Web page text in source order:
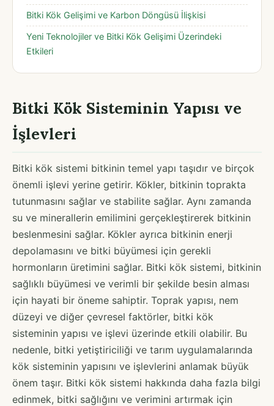
Bitki Kök Gelişimi ve Karbon Döngüsü İlişkisi
Yeni Teknolojiler ve Bitki Kök Gelişimi Üzerindeki
Etkileri
Bitki Kök Sisteminin Yapısı ve
İşlevleri
Bitki kök sistemi bitkinin temel yapı taşıdır ve birçok
önemli işlevi yerine getirir. Kökler, bitkinin toprakta
tutunmasını sağlar ve stabilite sağlar. Aynı zamanda
su ve minerallerin emilimini gerçekleştirerek bitkinin
beslenmesini sağlar. Kökler ayrıca bitkinin enerji
depolamasını ve bitki büyümesi için gerekli
hormonların üretimini sağlar. Bitki kök sistemi, bitkinin
sağlıklı büyümesi ve verimli bir şekilde besin alması
için hayati bir öneme sahiptir. Toprak yapısı, nem
düzeyi ve diğer çevresel faktörler, bitki kök
sisteminin yapısı ve işlevi üzerinde etkili olabilir. Bu
nedenle, bitki yetiştiriciliği ve tarım uygulamalarında
kök sisteminin yapısını ve işlevlerini anlamak büyük
önem taşır. Bitki kök sistemi hakkında daha fazla bilgi
edinmek, bitki sağlığını ve verimini artırmak için